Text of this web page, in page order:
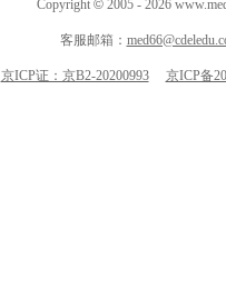
Copyright © 2005 - 2026
客服邮箱：
京ICP证：京B2-20200993 京ICP备